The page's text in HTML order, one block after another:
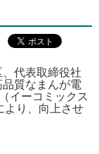
代表取締役社
質なまんが電
イーコミックス
より、向上させ